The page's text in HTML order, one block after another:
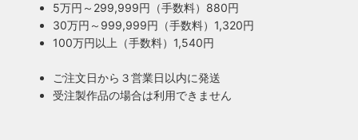
ご購入頂いた照明がもしも故障した場合は、すぐに当店にご
連絡ください！ハンドメイド照明やアンティーク照明は修理
人が責任をもって修理にあたります。造ったりカスタムした
本人だからこそ分かる不具合を見逃しません。
ボロに。当店では専門機関に依頼し、特殊カーボンを使いオ
リジナルのインシュレーターを製造しました。これで100年
近く前のソケットも安心してお使い頂けます。
5万円～299,999円（手数料）880円
30万円～999,999円（手数料）1,320円
100万円以上（手数料）1,540円
ご注文日から３営業日以内に発送
受注製作品の場合は利用できません